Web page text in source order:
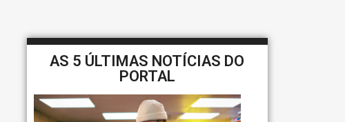
AS 5 ÚLTIMAS NOTÍCIAS DO
PORTAL